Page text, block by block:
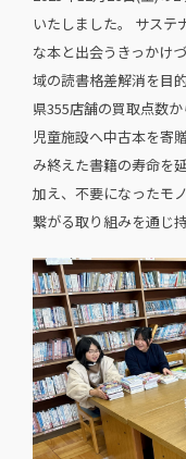
いたしました。 サステ
な本と出会うきっかけ
域の読書格差解消を目
県355店舗の買取点数
児童施設へ中古本を寄
み終えた書籍の寿命を
加え、不要になったモ
繋がる取り組みを通じ